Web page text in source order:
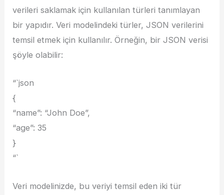
verileri saklamak için kullanılan türleri tanımlayan
bir yapıdır. Veri modelindeki türler, JSON verilerini
temsil etmek için kullanılır. Örneğin, bir JSON verisi
şöyle olabilir:
“`json
{
“name”: “John Doe”,
“age”: 35
}
“`
Veri modelinizde, bu veriyi temsil eden iki tür